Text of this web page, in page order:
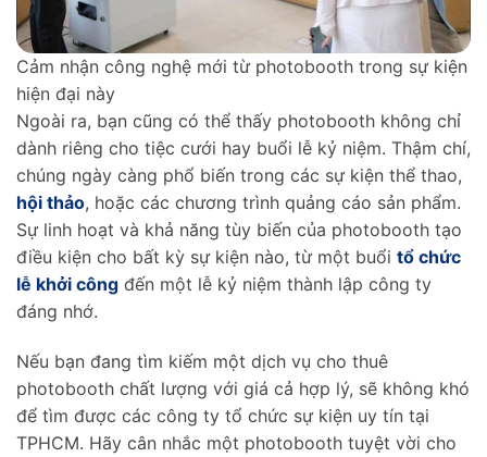
Cảm nhận công nghệ mới từ photobooth trong sự kiện
hiện đại này
Ngoài ra, bạn cũng có thể thấy photobooth không chỉ
dành riêng cho tiệc cưới hay buổi lễ kỷ niệm. Thậm chí,
chúng ngày càng phổ biến trong các sự kiện thể thao,
hội thảo, hoặc các chương trình quảng cáo sản phẩm.
Sự linh hoạt và khả năng tùy biến của photobooth tạo
điều kiện cho bất kỳ sự kiện nào, từ một buổi tổ chức
lễ khởi công đến một lễ kỷ niệm thành lập công ty
đáng nhớ.
Nếu bạn đang tìm kiếm một dịch vụ cho thuê
photobooth chất lượng với giá cả hợp lý, sẽ không khó
để tìm được các công ty tổ chức sự kiện uy tín tại
TPHCM. Hãy cân nhắc một photobooth tuyệt vời cho